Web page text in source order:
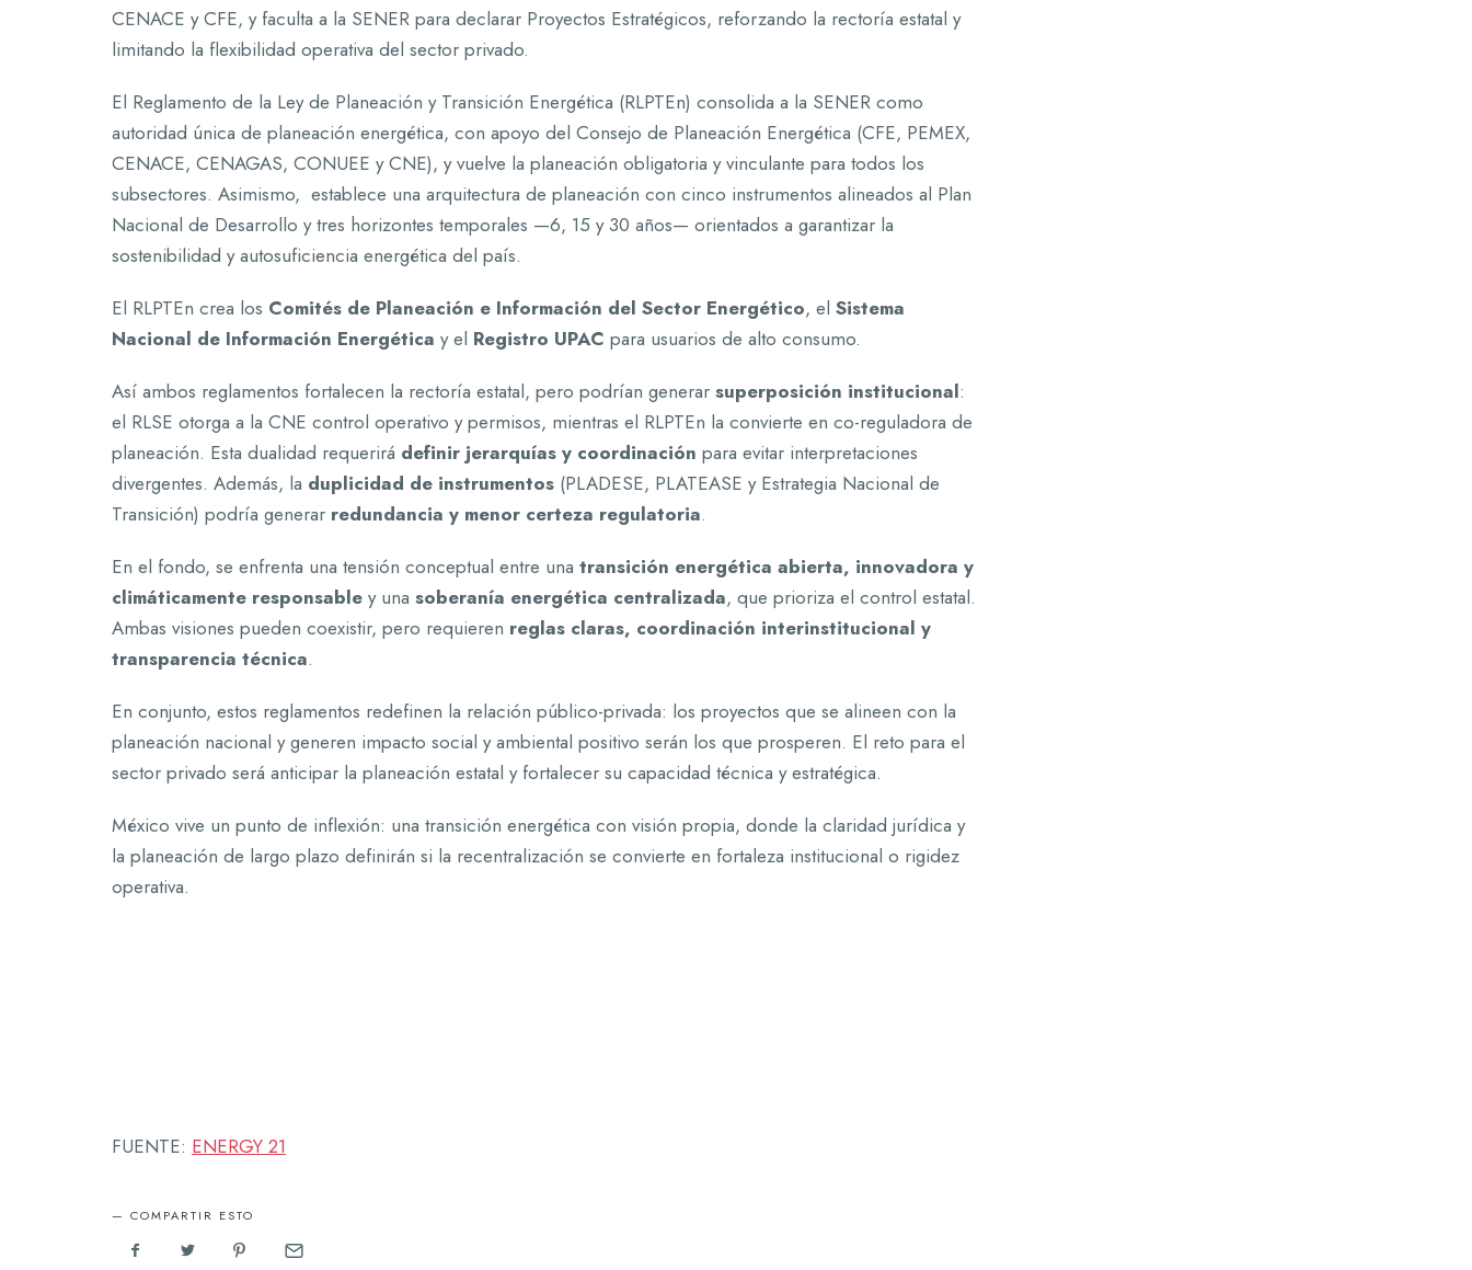
CENACE y CFE, y faculta a la SENER para declarar Proyectos Estratégicos, reforzando la rectoría estatal y
limitando la flexibilidad operativa del sector privado.
El Reglamento de la Ley de Planeación y Transición Energética (RLPTEn) consolida a la SENER como
autoridad única de planeación energética, con apoyo del Consejo de Planeación Energética (CFE, PEMEX,
CENACE, CENAGAS, CONUEE y CNE), y vuelve la planeación obligatoria y vinculante para todos los
subsectores. Asimismo, establece una arquitectura de planeación con cinco instrumentos alineados al Plan
Nacional de Desarrollo y tres horizontes temporales —6, 15 y 30 años— orientados a garantizar la
sostenibilidad y autosuficiencia energética del país.
El RLPTEn crea los Comités de Planeación e Información del Sector Energético, el Sistema
Nacional de Información Energética y el Registro UPAC para usuarios de alto consumo.
Así ambos reglamentos fortalecen la rectoría estatal, pero podrían generar superposición institucional:
el RLSE otorga a la CNE control operativo y permisos, mientras el RLPTEn la convierte en co-reguladora de
planeación. Esta dualidad requerirá definir jerarquías y coordinación para evitar interpretaciones
divergentes. Además, la duplicidad de instrumentos (PLADESE, PLATEASE y Estrategia Nacional de
Transición) podría generar redundancia y menor certeza regulatoria.
En el fondo, se enfrenta una tensión conceptual entre una transición energética abierta, innovadora y
climáticamente responsable y una soberanía energética centralizada, que prioriza el control estatal.
Ambas visiones pueden coexistir, pero requieren reglas claras, coordinación interinstitucional y
transparencia técnica.
En conjunto, estos reglamentos redefinen la relación público-privada: los proyectos que se alineen con la
planeación nacional y generen impacto social y ambiental positivo serán los que prosperen. El reto para el
sector privado será anticipar la planeación estatal y fortalecer su capacidad técnica y estratégica.
México vive un punto de inflexión: una transición energética con visión propia, donde la claridad jurídica y
la planeación de largo plazo definirán si la recentralización se convierte en fortaleza institucional o rigidez
operativa.
FUENTE: ENERGY 21
COMPARTIR ESTO